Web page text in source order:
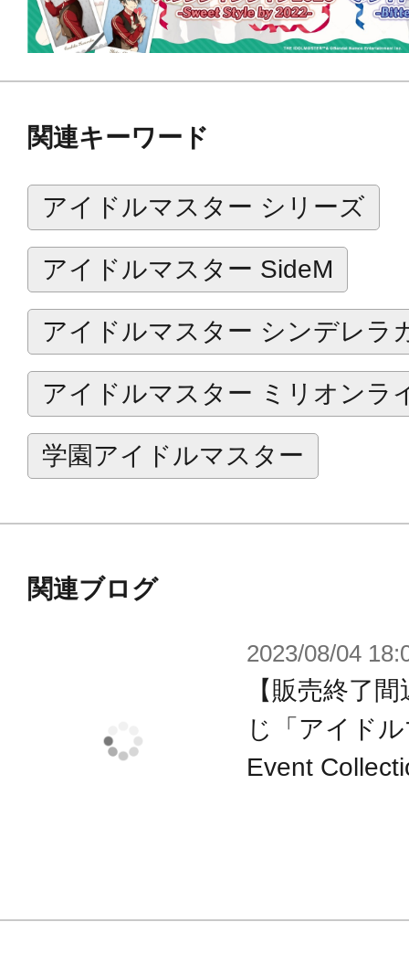
関連キーワード
アイドルマスター シリーズ
アイドルマスター SideM
アイドルマスター シンデレラ
アイドルマスター ミリオンラ
学園アイドルマスター
関連ブログ
2023/08/04
【販売終了
じ「アイド
Event